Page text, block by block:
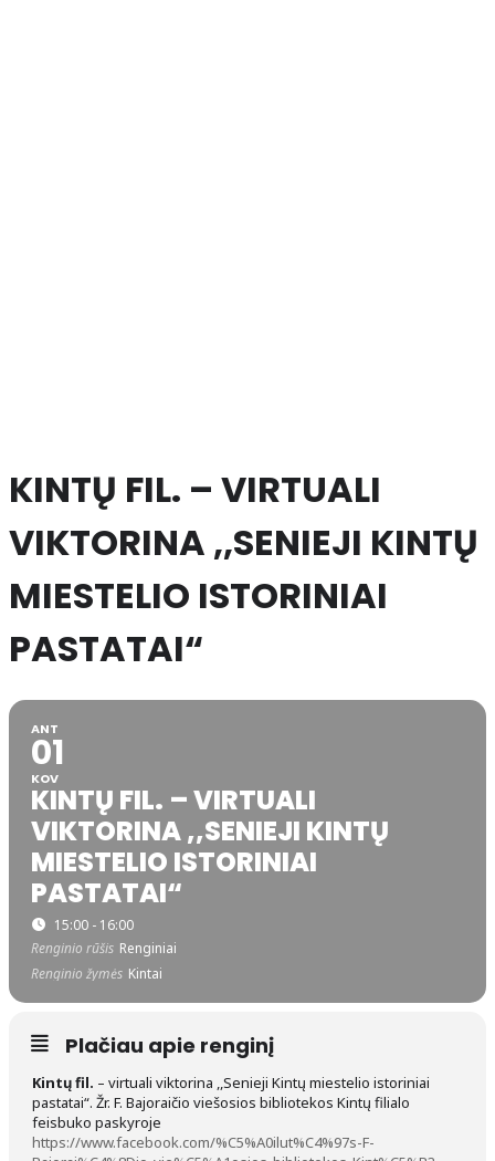
KINTŲ FIL. – VIRTUALI
VIKTORINA ,,SENIEJI KINTŲ
MIESTELIO ISTORINIAI
PASTATAI“
ANT
01
KOV
KINTŲ FIL. – VIRTUALI
VIKTORINA ,,SENIEJI KINTŲ
MIESTELIO ISTORINIAI
PASTATAI“
15:00 - 16:00
Renginio rūšis Renginiai
Renginio žymės Kintai
Plačiau apie renginį
Kintų fil. – virtuali viktorina ,,Senieji Kintų miestelio istoriniai
pastatai“. Žr. F. Bajoraičio viešosios bibliotekos Kintų filialo
feisbuko paskyroje
https://www.facebook.com/%C5%A0ilut%C4%97s-F-